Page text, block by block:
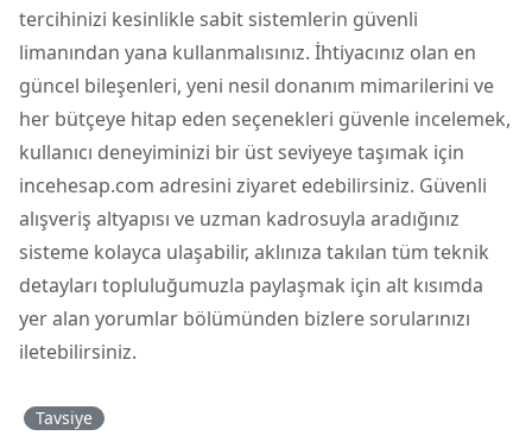
tercihinizi kesinlikle sabit sistemlerin güvenli
limanından yana kullanmalısınız. İhtiyacınız olan en
güncel bileşenleri, yeni nesil donanım mimarilerini ve
her bütçeye hitap eden seçenekleri güvenle incelemek,
kullanıcı deneyiminizi bir üst seviyeye taşımak için
incehesap.com adresini ziyaret edebilirsiniz. Güvenli
alışveriş altyapısı ve uzman kadrosuyla aradığınız
sisteme kolayca ulaşabilir, aklınıza takılan tüm teknik
detayları topluluğumuzla paylaşmak için alt kısımda
yer alan yorumlar bölümünden bizlere sorularınızı
iletebilirsiniz.
Tavsiye